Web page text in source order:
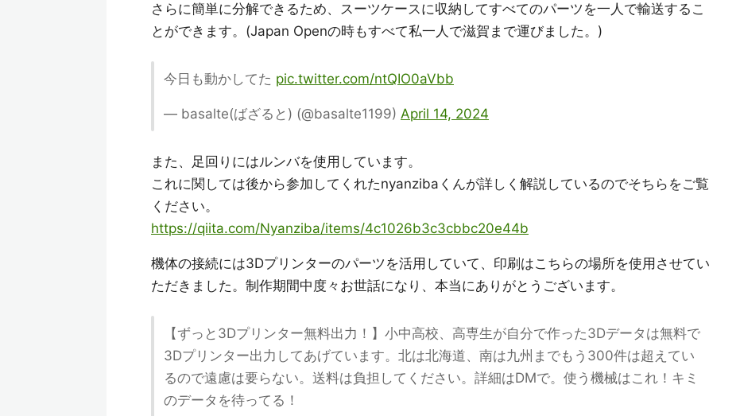
さらに簡単に分解できるため、スーツケースに収納してすべてのパーツを一人で輸送するこ
とができます。(Japan Openの時もすべて私一人で滋賀まで運びました。)
今日も動かしてた pic.twitter.com/ntQIO0aVbb
— basalte(ばざると) (@basalte1199) April 14, 2024
また、足回りにはルンバを使用しています。
これに関しては後から参加してくれたnyanzibaくんが詳しく解説しているのでそちらをご覧
ください。
https://qiita.com/Nyanziba/items/4c1026b3c3cbbc20e44b
機体の接続には3Dプリンターのパーツを活用していて、印刷はこちらの場所を使用させてい
ただきました。制作期間中度々お世話になり、本当にありがとうございます。
【ずっと3Dプリンター無料出力！】小中高校、高専生が自分で作った3Dデータは無料で
3Dプリンター出力してあげています。北は北海道、南は九州までもう300件は超えてい
るので遠慮は要らない。送料は負担してください。詳細はDMで。使う機械はこれ！キミ
のデータを待ってる！